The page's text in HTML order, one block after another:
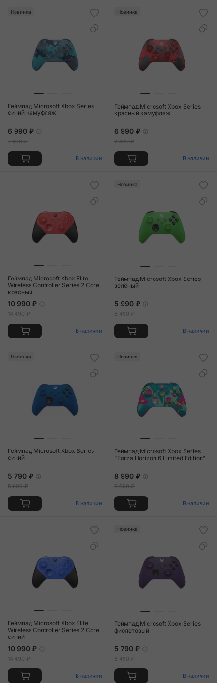
Новинка
Геймпад Microsoft Xbox Series
синий камуфляж
6 990 ₽
7 490 ₽
В наличии
Новинка
Геймпад Microsoft Xbox Series
красный камуфляж
6 990 ₽
7 490 ₽
В наличии
Геймпад Microsoft Xbox Elite
Wireless Controller Series 2 Core
красный
10 990 ₽
14 490 ₽
В наличии
Новинка
Геймпад Microsoft Xbox Series
зелёный
5 990 ₽
6 490 ₽
В наличии
Новинка
Геймпад Microsoft Xbox Series
синий
5 790 ₽
5 990 ₽
В наличии
Новинка
Геймпад Microsoft Xbox Series
"Forza Horizon 6 Limited Edition"
8 990 ₽
9 990 ₽
В наличии
Геймпад Microsoft Xbox Elite
Wireless Controller Series 2 Core
синий
10 990 ₽
14 490 ₽
В наличии
Новинка
Геймпад Microsoft Xbox Series
фиолетовый
5 790 ₽
6 490 ₽
В наличии